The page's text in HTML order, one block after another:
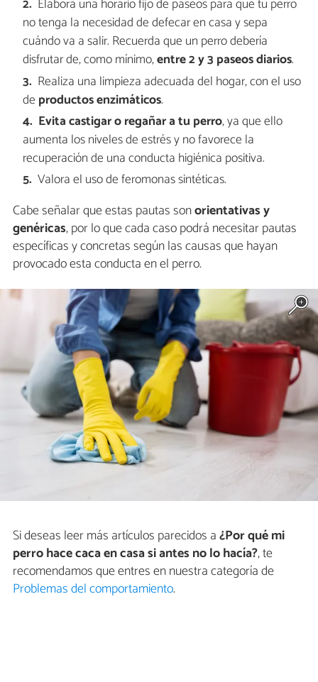
Elabora una horario fijo de paseos para que tu perro
no tenga la necesidad de defecar en casa y sepa
cuándo va a salir. Recuerda que un perro debería
disfrutar de, como mínimo,entre 2 y 3 paseos diarios.
Realiza una limpieza adecuada del hogar, con el uso
de productos enzimáticos.
Evita castigar o regañar a tu perro, ya que ello
aumenta los niveles de estrés y no favorece la
recuperación de una conducta higiénica positiva.
Valora el uso de feromonas sintéticas.
Cabe señalar que estas pautas sonorientativas y
genéricas, por lo que cada caso podrá necesitar pautas
específicas y concretas según las causas que hayan
provocado esta conducta en el perro.
Si deseas leer más artículos parecidos a¿Por qué mi
perro hace caca en casa si antes no lo hacía?, te
recomendamos que entres en nuestra categoría de
Problemas del comportamiento.